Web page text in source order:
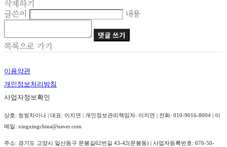
삭제하기
글쓴이
내용
댓글 쓰기
목록으로 가기
이용약관
개인정보처리방침
사업자정보확인
상호: 씽씽차이나 | 대표: 이지연 | 개인정보관리책임자: 이지연 | 전화: 010-9016-8004 | 이
메일: xingxingchina@naver.com
주소: 경기도 고양시 일산동구 문봉길62번길 43-42(문봉동) | 사업자등록번호: 676-50-